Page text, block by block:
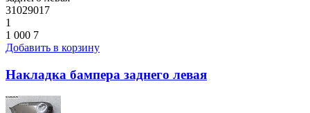
31029017
1
1 000 7
Добавить в корзину
Накладка бампера заднего левая